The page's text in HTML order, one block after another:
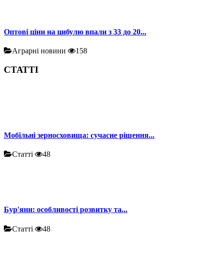
Оптові ціни на цибулю впали з 33 до 20...
Аграрні новини 158
СТАТТІ
Мобільні зерносховища: сучасне рішення...
Статті 48
Бур'яни: особливості розвитку та...
Статті 48